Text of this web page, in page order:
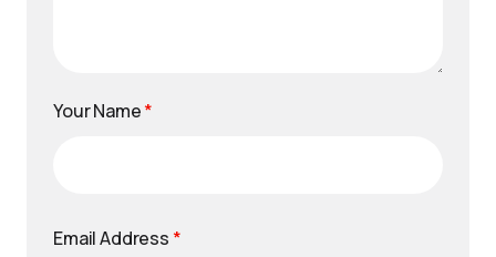
Your Name*
Email Address *